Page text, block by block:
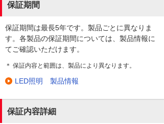
保証期間
保証期間は最長5年です。製品ごとに異なりま
す。各製品の保証期間については、製品情報に
てご確認いただけます。
＊ 保証内容と範囲は、製品により異なります。
LED照明 製品情報
保証内容詳細